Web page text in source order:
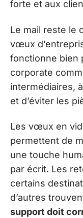
forte et aux
Le mail reste le
vœux
fonctionne bien
corporate
intermédiaires,
et d’éviter les
Les vœux en
permettent de
une touche
par écrit. Les
certains
d’autres
support doit